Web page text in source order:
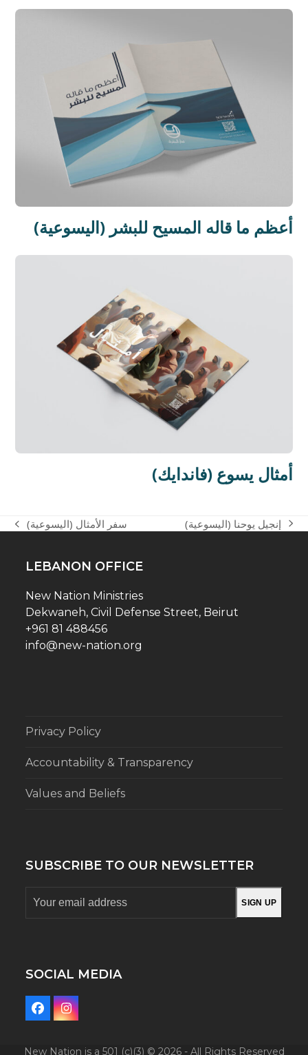
أعظم ما قاله المسيح للبشر (اليسوعية)
(فاندايك) أمثال يسوع
previous
سفر الأمثال (اليسوعية)
next
إنجيل يوحنا (اليسوعية)
LEBANON OFFICE
New Nation Ministries
Dekwaneh, Civil Defense Street, Beirut
+961 81 488456
info@new-nation.org
Privacy Policy
Accountability & Transparency
Values and Beliefs
SUBSCRIBE TO OUR NEWSLETTER
SIGN UP
SOCIAL MEDIA
FacebookInstagram
New Nation is a 501 (c)(3) © 2026 - All Rights Reserved